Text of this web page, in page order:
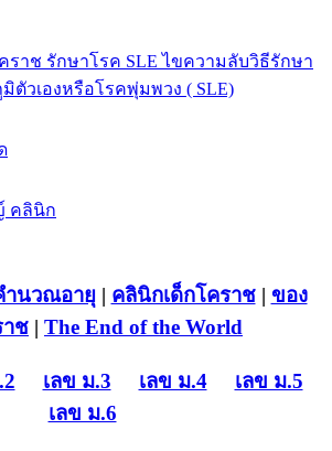
ำนวณอายุ | คลินิกเด็กโคราช| ของ
าช | The End of the World
เลข ม.3 เลข ม.4
เลข ม.5
เลข ม.6